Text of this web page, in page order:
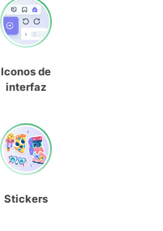
Iconos de
interfaz
Stickers